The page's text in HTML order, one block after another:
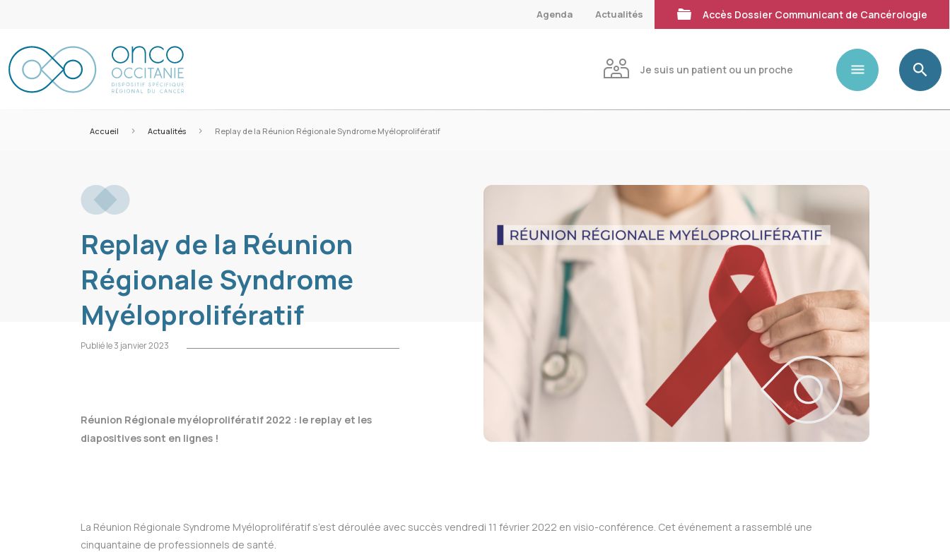
Agenda Actualités Accès Dossier Communicant de Cancérologie
Je suis un patient ou un proche
Accueil > Actualités > Replay de la Réunion Régionale Syndrome Myéloprolifératif
Replay de la Réunion
Régionale Syndrome
Myéloprolifératif
Publié le 3 janvier 2023
Réunion Régionale myéloprolifératif 2022 : le replay et les
diapositives sont en lignes !
La Réunion Régionale Syndrome Myéloprolifératif s’est déroulée avec succès vendredi 11 février 2022 en visio-conférence. Cet événement a rassemblé une
cinquantaine de professionnels de santé.